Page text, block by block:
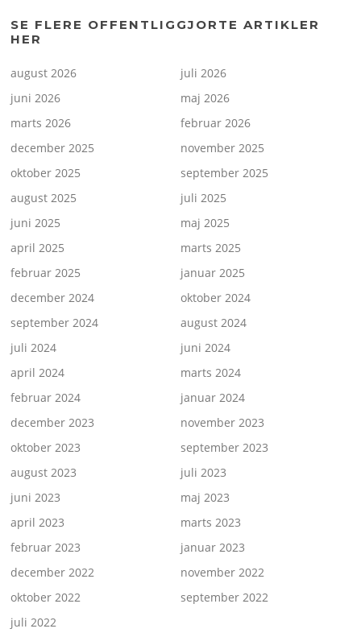
SE FLERE OFFENTLIGGJORTE ARTIKLER
HER
august 2026
juli 2026
juni 2026
maj 2026
marts 2026
februar 2026
december 2025
november 2025
oktober 2025
september 2025
august 2025
juli 2025
juni 2025
maj 2025
april 2025
marts 2025
februar 2025
januar 2025
december 2024
oktober 2024
september 2024
august 2024
juli 2024
juni 2024
april 2024
marts 2024
februar 2024
januar 2024
december 2023
november 2023
oktober 2023
september 2023
august 2023
juli 2023
juni 2023
maj 2023
april 2023
marts 2023
februar 2023
januar 2023
december 2022
november 2022
oktober 2022
september 2022
juli 2022